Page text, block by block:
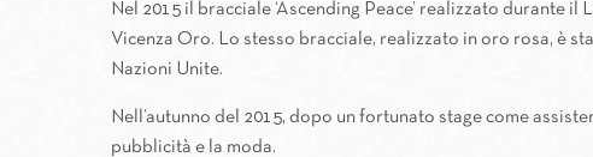
Nel 2015 il bracciale ‘Ascending Peace’ realizzato
Vicenza Oro. Lo stesso bracciale, realizzato in oro rosa, è
Nazioni Unite.
Nell’autunno del 2015, dopo un fortunato stage come
pubblicità e la moda.